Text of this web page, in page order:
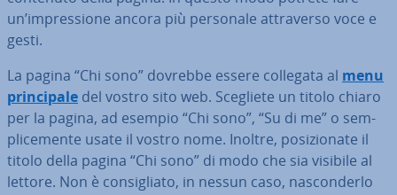
un’im­pres­sio­ne ancora più personale at­tra­ver­so voce e
gesti.
La pagina “Chi sono” dovrebbe essere collegata al menu
prin­ci­pa­le del vostro sito web. Scegliete un titolo chiaro
per la pagina, ad esempio “Chi sono”, “Su di me” o sem­
pli­ce­men­te usate il vostro nome. Inoltre, po­si­zio­na­te il
titolo della pagina “Chi sono” di modo che sia visibile al
lettore. Non è con­si­glia­to, in nessun caso, na­scon­der­lo